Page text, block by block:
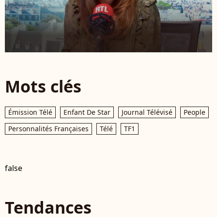
Mots clés
Émission Télé Enfant De Star Journal Télévisé
People
Personnalités Françaises
Télé TF1
false
Tendances